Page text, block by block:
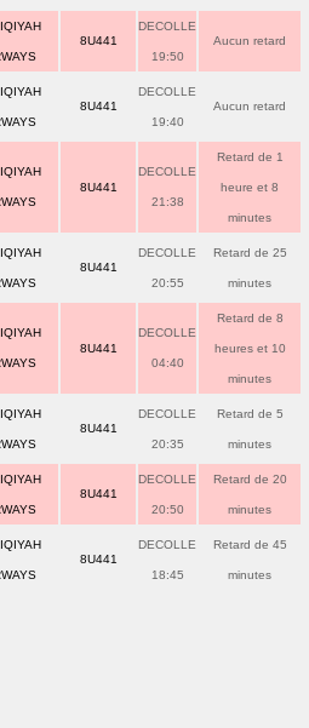
8U441
DECOLLE
19:50
Aucun retard
8U441
DECOLLE
19:40
Aucun retard
8U441
DECOLLE
21:38
Retard de 1
heure et 8
minutes
8U441
DECOLLE
20:55
Retard de 25
minutes
8U441
DECOLLE
04:40
Retard de 8
heures et 10
minutes
8U441
DECOLLE
20:35
Retard de 5
minutes
8U441
DECOLLE
20:50
Retard de 20
minutes
8U441
DECOLLE
18:45
Retard de 45
minutes